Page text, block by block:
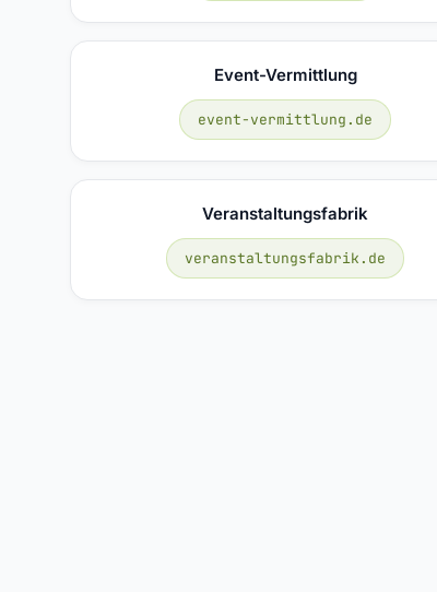
Event-Vermittlung
event-vermittlung.de
Veranstaltungsfabrik
veranstaltungsfabrik.de